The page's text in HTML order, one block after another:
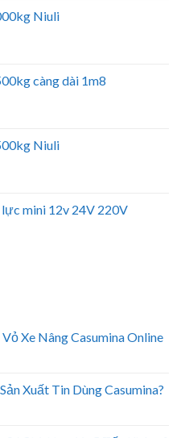
Niuli
càng dài 1m8
Niuli
mini 12v 24V 220V
Xe Nâng Casumina Online
Xuất Tin Dùng Casumina?